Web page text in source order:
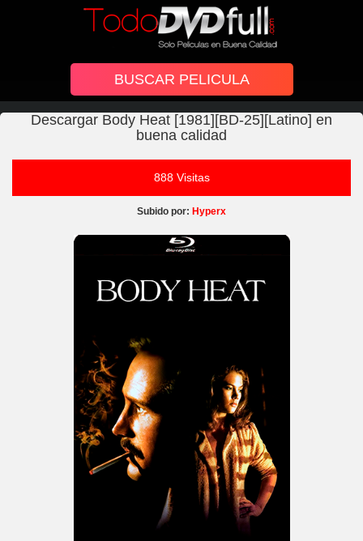
Descargar Body Heat [1981][BD-25][Latino] en
buena calidad
888 Visitas
Subido por: Hyperx